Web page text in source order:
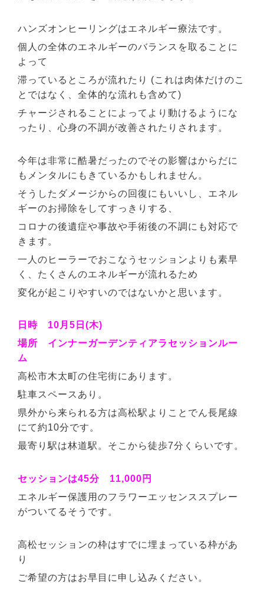
ハンズオンヒーリングはエネルギー療法です。
個人の全体のエネルギーのバランスを取ることに
よって
滞っているところが流れたり (これは肉体だけのこ
とではなく、全体的な流れも含めて)
チャージされることによってより動けるようにな
ったり、心身の不調が改善されたりされます。
今年は非常に酷暑だったのでその影響はからだに
もメンタルにもきているかもしれません。
そうしたダメージからの回復にもいいし、エネル
ギーのお掃除をしてすっきりする、
コロナの後遺症や事故や手術後の不調にも対応で
きます。
一人のヒーラーでおこなうセッションよりも素早
く、たくさんのエネルギーが流れるため
変化が起こりやすいのではないかと思います。
日時 10月5日(木)
場所 インナーガーデンティアラセッションルー
ム
高松市木太町の住宅街にあります。
駐車スペースあり。
県外から来られる方は高松駅よりことでん長尾線
にて約10分です。
最寄り駅は林道駅。そこから徒歩7分くらいです。
セッションは45分 11,000円
エネルギー保護用のフラワーエッセンススプレー
がついてるそうです。
高松セッションの枠はすでに埋まっている枠があ
り
ご希望の方はお早目に申し込みください。